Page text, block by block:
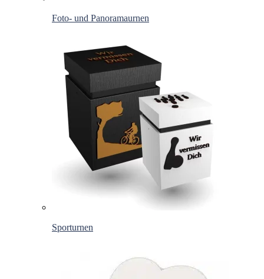
Foto- und Panoramaurnen
Sporturnen